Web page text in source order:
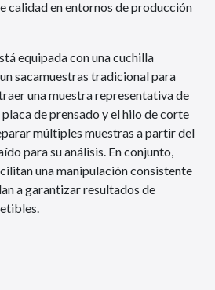
calidad en entornos de producción
equipada con una cuchilla
sacamuestras tradicional para
una muestra representativa de
placa de prensado y el hilo de corte
múltiples muestras a partir del
para su análisis. En conjunto,
una manipulación consistente
a garantizar resultados de